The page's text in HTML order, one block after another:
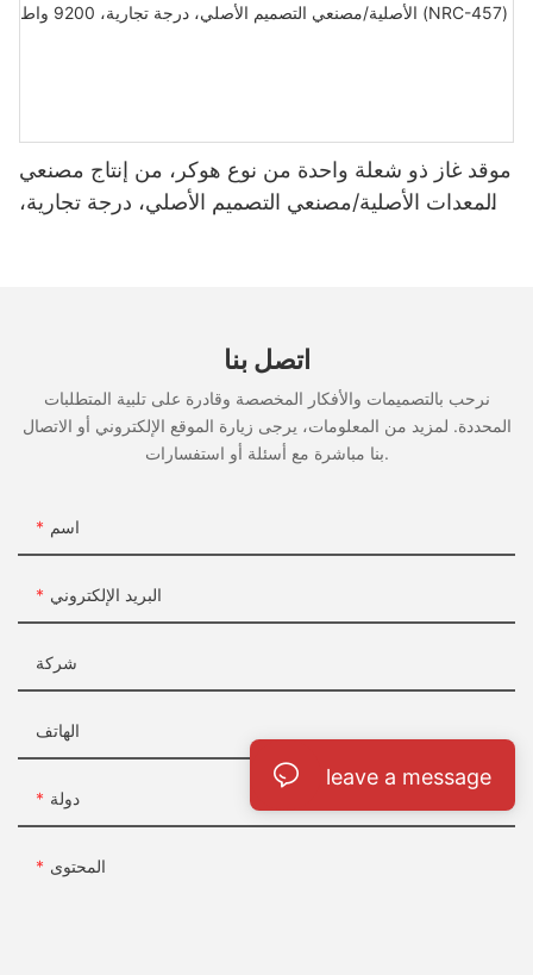
موقد غاز ذو شعلة واحدة من نوع هوكر، من إنتاج مصنعي
المعدات الأصلية/مصنعي التصميم الأصلي، درجة تجارية،
اتصل بنا
نرحب بالتصميمات والأفكار المخصصة وقادرة على تلبية المتطلبات
المحددة. لمزيد من المعلومات، يرجى زيارة الموقع الإلكتروني أو الاتصال
بنا مباشرة مع أسئلة أو استفسارات.
اسم
البريد الإلكتروني
شركة
الهاتف
دولة
المحتوى
leave a message